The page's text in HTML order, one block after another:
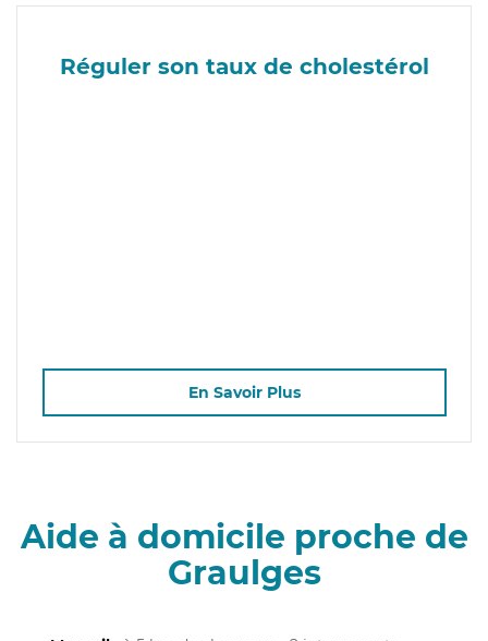
Réguler son taux de cholestérol
En Savoir Plus
Aide à domicile proche de
Graulges